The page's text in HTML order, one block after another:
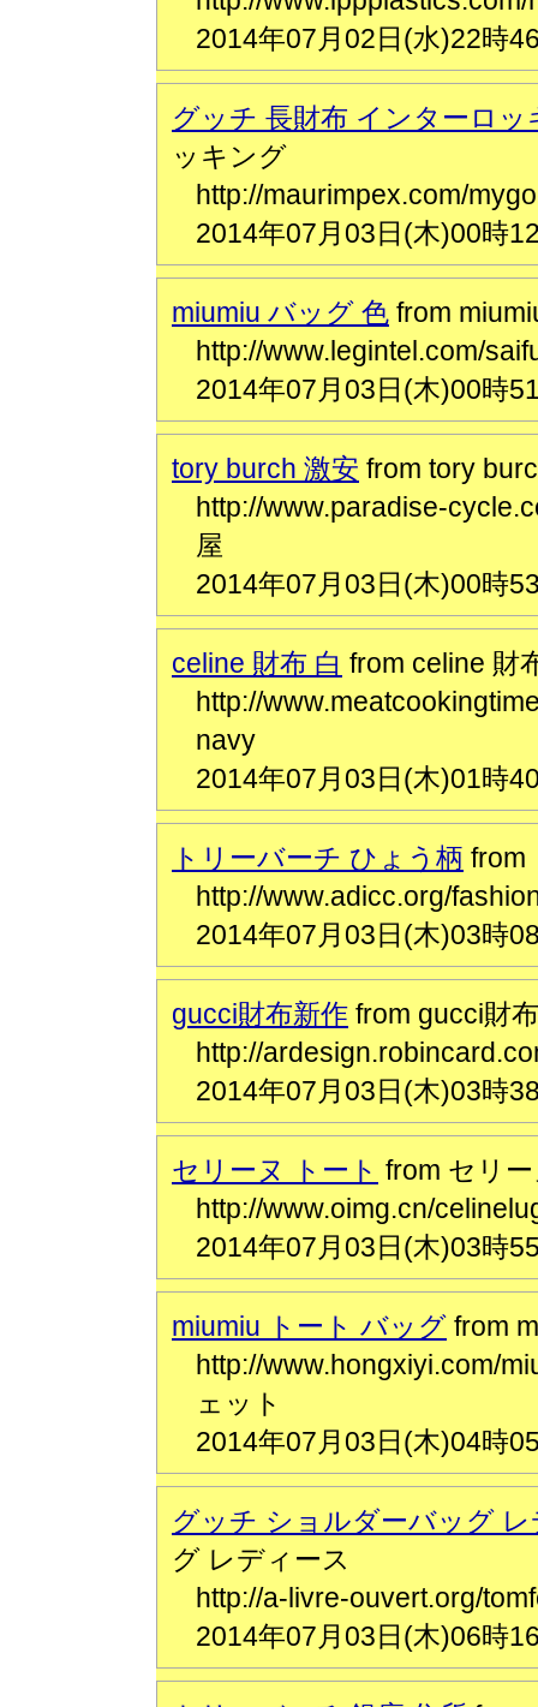
2014年07月02日(水)22時
グッチ 長財布 インターロッ
ッキング
http://maurimpex.com/
2014年07月03日(木)00時
miumiu バッグ 色 from
http://www.legintel.com/
2014年07月03日(木)00時
tory burch 激安 from tory
http://www.paradise-
屋
2014年07月03日(木)00時
celine 財布 白 from celine 財
http://
navy
2014年07月03日(木)01時
トリーバーチ ひょう柄 from
http://www.adicc.org/
2014年07月03日(木)03時
gucci財布新作 from gucci財
http://
2014年07月03日(木)03時
セリーヌ トート from セリ
http://www.oimg.cn/
2014年07月03日(木)03時
miumiu トート バッグ from
http://www.hongxiyi.com/
ェット
2014年07月03日(木)04時
グッチ ショルダーバッグ
グ レディース
http://a-livre-ouvert.org/
2014年07月03日(木)06時